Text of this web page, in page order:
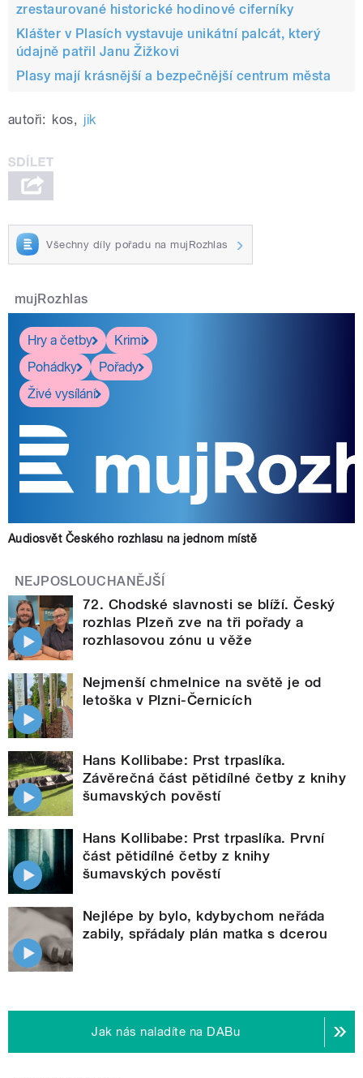
zrestaurované historické hodinové ciferníky
Klášter v Plasích vystavuje unikátní palcát, který
údajně patřil Janu Žižkovi
Plasy mají krásnější a bezpečnější centrum města
autoři: kos, jik
Všechny díly pořadu na mujRozhlas
mujRozhlas
Hry a četby
Krimi
Pohádky
Pořady
Živé vysílání
Audiosvět Českého rozhlasu na jednom místě
NEJPOSLOUCHANĚJŠÍ
72. Chodské slavnosti se blíží. Český
rozhlas Plzeň zve na tři pořady a
rozhlasovou zónu u věže
Nejmenší chmelnice na světě je od
letoška v Plzni-Černicích
Hans Kollibabe: Prst trpaslíka.
Závěrečná část pětidílné četby z knihy
šumavských pověstí
Hans Kollibabe: Prst trpaslíka. První
část pětidílné četby z knihy
šumavských pověstí
Nejlépe by bylo, kdybychom neřáda
zabily, spřádaly plán matka s dcerou
Jak nás naladíte na DABu